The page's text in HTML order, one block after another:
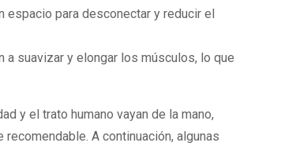
espacio para desconectar y reducir el
a suavizar y elongar los músculos, lo que
y el trato humano vayan de la mano,
A continuación, algunas